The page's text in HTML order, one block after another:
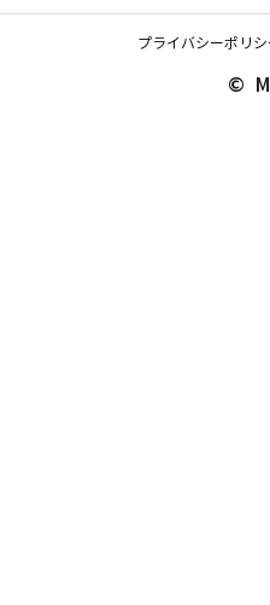
プライバシーポリシ
©